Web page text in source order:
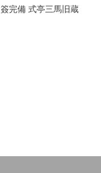
完備 式亭三馬旧蔵